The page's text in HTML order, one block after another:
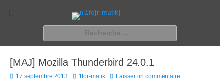
n'1fo[r-matik]
Pour les nymphos d'infos en info…
[MAJ] Mozilla Thunderbird 24.0.1
Posted
17 septembre 2013 Author
1for-matik Laisser un commentaire